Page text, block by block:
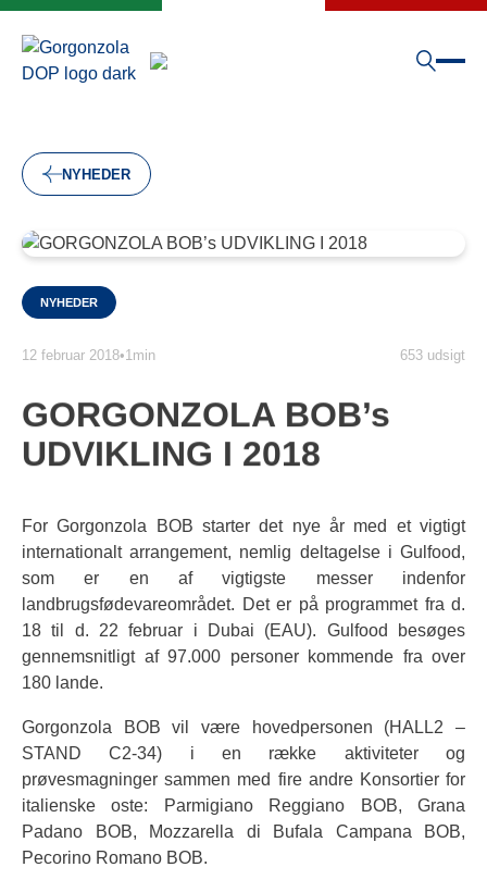
NYHEDER
NYHEDER
12 februar 2018•1min 653 udsigt
GORGONZOLA BOB’s
UDVIKLING I 2018
For Gorgonzola BOB starter det nye år med et vigtigt
internationalt arrangement, nemlig deltagelse i Gulfood,
som er en af vigtigste messer indenfor
landbrugsfødevareområdet. Det er på programmet fra d.
18 til d. 22 februar i Dubai (EAU). Gulfood besøges
gennemsnitligt af 97.000 personer kommende fra over
180 lande.
Gorgonzola BOB vil være hovedpersonen (HALL2 –
STAND C2-34) i en række aktiviteter og
prøvesmagninger sammen med fire andre Konsortier for
italienske oste: Parmigiano Reggiano BOB, Grana
Padano BOB, Mozzarella di Bufala Campana BOB,
Pecorino Romano BOB.